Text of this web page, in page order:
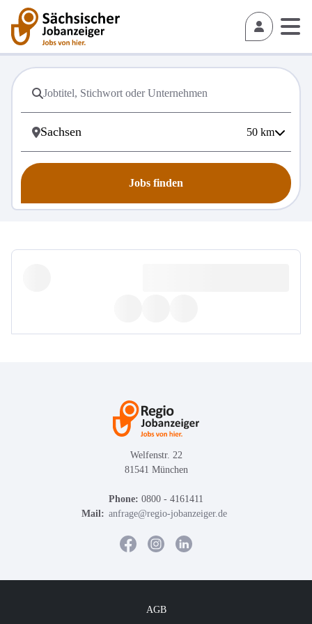
50 km
Jobs finden
Welfenstr. 22
81541 München
Phone: 0800 - 4161411
Mail: anfrage@regio-jobanzeiger.de
AGB